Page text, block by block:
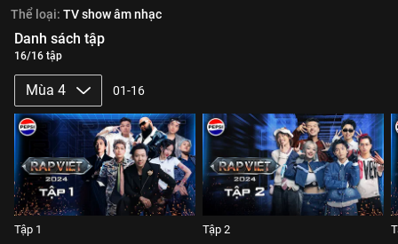
Thể loại: TV show âm nhạc
Danh sách tập
16/16 tập
Mùa 4 01-16
Tập 1 Tập 2